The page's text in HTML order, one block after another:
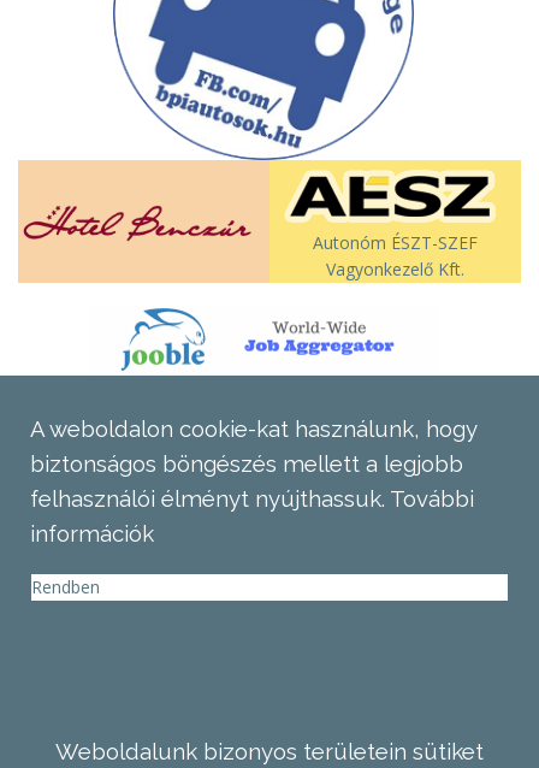
Autonóm ÉSZT-SZEF
Vagyonkezelő Kft.
A weboldalon cookie-kat használunk, hogy
biztonságos böngészés mellett a legjobb
felhasználói élményt nyújthassuk. További
információk
Rendben
Weboldalunk bizonyos területein sütiket